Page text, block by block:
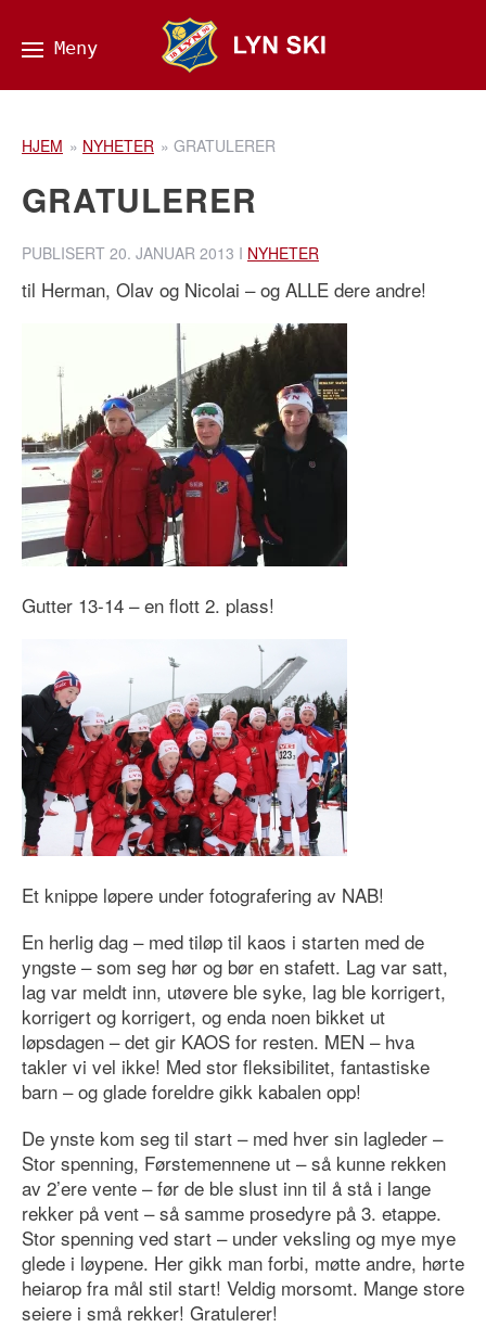
HJEM » NYHETER » GRATULERER
GRATULERER
PUBLISERT 20. JANUAR 2013 I NYHETER
til Herman, Olav og Nicolai – og ALLE dere andre!
Gutter 13-14 – en flott 2. plass!
Et knippe løpere under fotografering av NAB!
En herlig dag – med tiløp til kaos i starten med de
yngste – som seg hør og bør en stafett. Lag var satt,
lag var meldt inn, utøvere ble syke, lag ble korrigert,
korrigert og korrigert, og enda noen bikket ut
løpsdagen – det gir KAOS for resten. MEN – hva
takler vi vel ikke! Med stor fleksibilitet, fantastiske
barn – og glade foreldre gikk kabalen opp!
De ynste kom seg til start – med hver sin lagleder –
Stor spenning, Førstemennene ut – så kunne rekken
av 2’ere vente – før de ble slust inn til å stå i lange
rekker på vent – så samme prosedyre på 3. etappe.
Stor spenning ved start – under veksling og mye mye
glede i løypene. Her gikk man forbi, møtte andre, hørte
heiarop fra mål stil start! Veldig morsomt. Mange store
seiere i små rekker! Gratulerer!